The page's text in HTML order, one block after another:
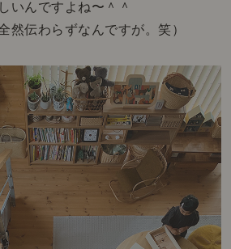
いんですよね〜＾＾
然伝わらずなんですが。笑）